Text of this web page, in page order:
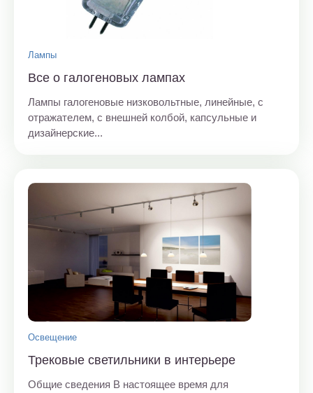
Лампы
Все о галогеновых лампах
Лампы галогеновые низковольтные, линейные, с
отражателем, с внешней колбой, капсульные и
дизайнерские...
Освещение
Трековые светильники в интерьере
Общие сведения В настоящее время для